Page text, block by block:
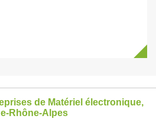
de Matériel électronique,
Rhône-Alpes